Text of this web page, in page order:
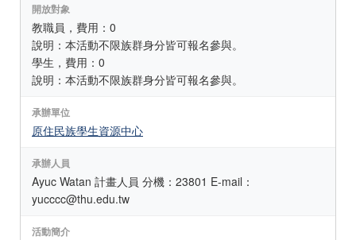
開放對象
教職員，費用：0
說明：本活動不限族群身分皆可報名參與。
學生，費用：0
說明：本活動不限族群身分皆可報名參與。
承辦單位
原住民族學生資源中心
承辦人員
Ayuc Watan 計畫人員 分機：23801 E-mail：
yucccc@thu.edu.tw
活動簡介